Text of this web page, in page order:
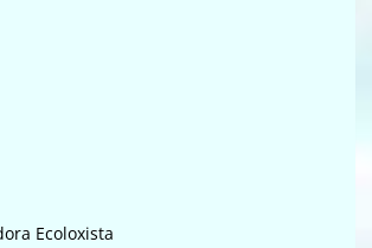
Ecoloxista